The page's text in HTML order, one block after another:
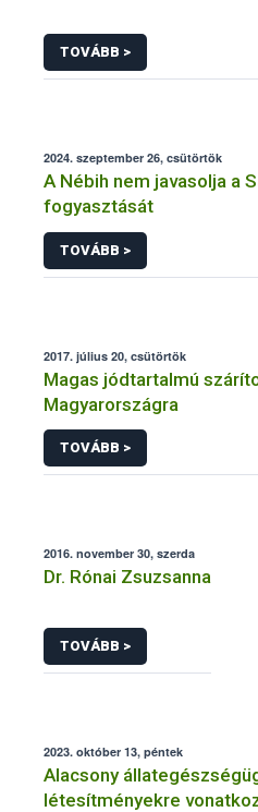
TOVÁBB >
2024. szeptember 26, csütörtök
A Nébih nem javasolja a
fogyasztását
TOVÁBB >
2017. július 20, csütörtök
Magas jódtartalmú
Magyarországra
TOVÁBB >
2016. november 30, szerda
Dr. Rónai Zsuzsanna
TOVÁBB >
2023. október 13, péntek
Alacsony
létesítményekre